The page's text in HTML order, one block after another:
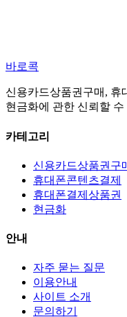
바로콕
신용카드상품권구매, 휴
현금화에 관한 신뢰할
카테고리
신용카드상품권구
휴대폰콘텐츠결제
휴대폰결제상품권
현금화
안내
자주 묻는 질문
이용안내
사이트 소개
문의하기